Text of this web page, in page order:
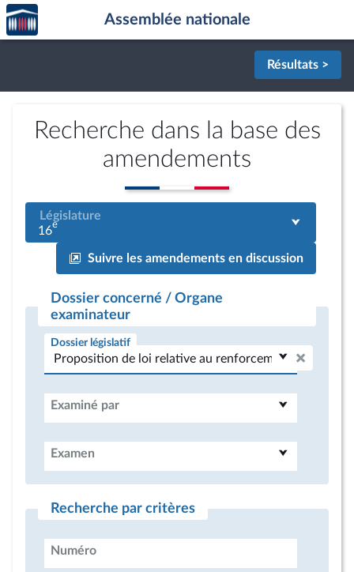
Aller au contenu
Aller en bas de la page
Accèder
à la
page
Assemblée nationale
Résultats >
Recherche dans la base des
amendements
Législature
16e
Suivre les amendements en discussion
Dossier concerné / Organe
examinateur
Dossier législatif
Examiné par
Examen
Recherche par critères
Numéro